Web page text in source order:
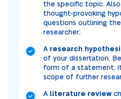
the specific topic.
thought-provoking
questions outlining
researcher;
A research
of your dissertation.
form of a statement,
scope of further
A literature review